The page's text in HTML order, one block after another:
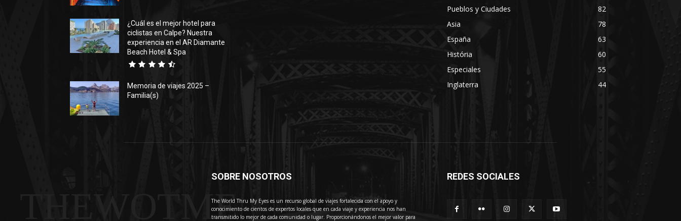
¿Cuál es el mejor hotel para
ciclistas en Calpe? Nuestra
experiencia en el AR Diamante
Beach Hotel & Spa
Memoria de viajes 2025 –
Familia(s)
Pueblos y Ciudades
82
Asia
78
España
63
História
60
Especiales
55
Inglaterra
44
THEWOTME
SOBRE NOSOTROS
The World Thru My Eyes es un recurso global de viajes fortalecida con el apoyo y
conocimiento de cientos de expertos locales que en cada viaje y experiencia nos han
transmitido lo mejor de cada comunidad o lugar. Proporcionándonos el mejor valor para
REDES SOCIALES